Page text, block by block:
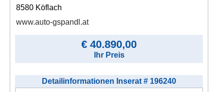
8580 Köflach
www.auto-gspandl.at
€ 40.890,00
Ihr Preis
Detailinformationen Inserat # 196240